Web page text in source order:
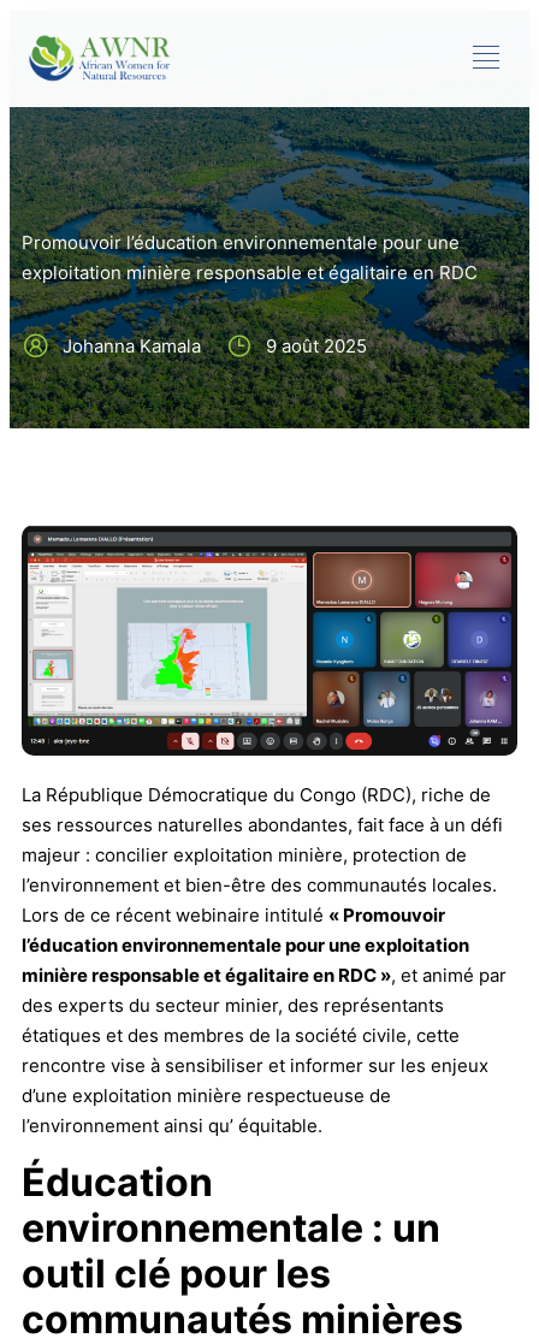
Promouvoir l’éducation environnementale pour une
exploitation minière responsable et égalitaire en RDC
Johanna Kamala 9 août 2025
La République Démocratique du Congo (RDC), riche de
ses ressources naturelles abondantes, fait face à un défi
majeur : concilier exploitation minière, protection de
l’environnement et bien-être des communautés locales.
Lors de ce récent webinaire intitulé « Promouvoir
l’éducation environnementale pour une exploitation
minière responsable et égalitaire en RDC », et animé par
des experts du secteur minier, des représentants
étatiques et des membres de la société civile, cette
rencontre vise à sensibiliser et informer sur les enjeux
d’une exploitation minière respectueuse de
l’environnement ainsi qu’ équitable.
Éducation
environnementale : un
outil clé pour les
communautés minières